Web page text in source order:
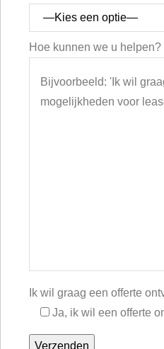
Hoe kunnen we u
Ik wil graag een offerte
Ja, ik wil een offerte